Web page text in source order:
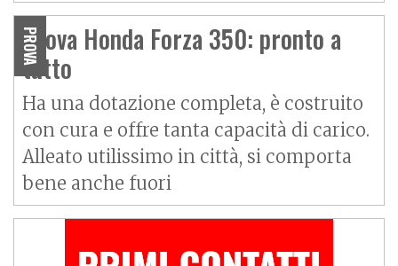
PROVA
Prova Honda Forza 350: pronto a
tutto
Ha una dotazione completa, è costruito
con cura e offre tanta capacità di carico.
Alleato utilissimo in città, si comporta
bene anche fuori